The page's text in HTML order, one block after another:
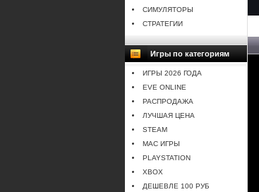
СИМУЛЯТОРЫ
СТРАТЕГИИ
Игры по категориям
ИГРЫ 2026 ГОДА
EVE ONLINE
РАСПРОДАЖА
ЛУЧШАЯ ЦЕНА
STEAM
MAC ИГРЫ
PLAYSTATION
XBOX
ДЕШЕВЛЕ 100 РУБ